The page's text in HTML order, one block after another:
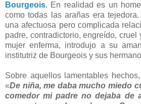
Bourgeois. En realidad es un
como todas las arañas era
una afectuosa pero complicada
padre, contradictorio, engreído, cruel
mujer enferma, introdujo a su
institutriz de Bourgeois y sus
Sobre aquellos lamentables
«De niña, me daba mucho miedo
comedor mi padre no dejaba de